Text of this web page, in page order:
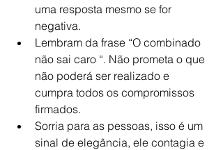
uma resposta mesmo se for
negativa.
Lembram da frase “O combinado
não sai caro “. Não prometa o que
não poderá ser realizado e
cumpra todos os compromissos
firmados.
Sorria para as pessoas, isso é um
sinal de elegância, ele contagia e